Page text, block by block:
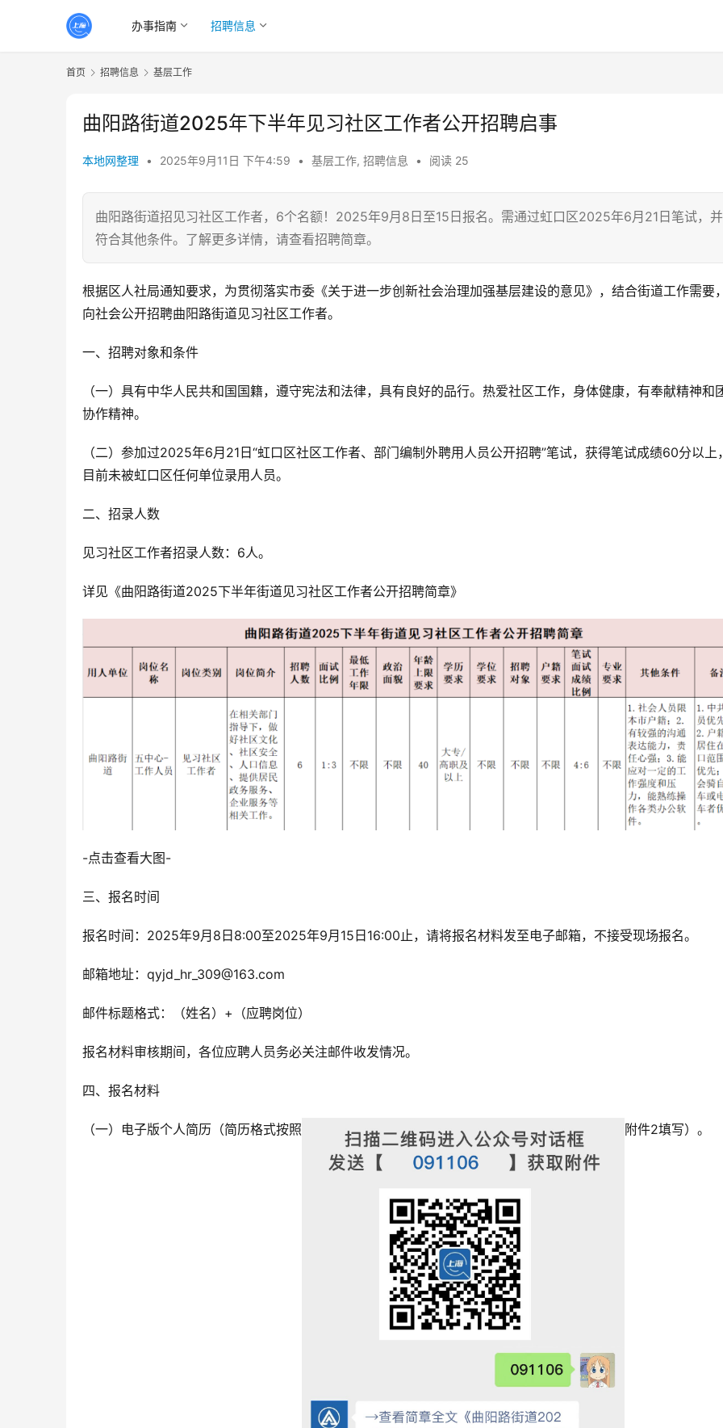
办事指南 招聘信息
首页 招聘信息 基层工作
曲阳路街道2025年下半年见习社区工作者公开招聘启事
本地网整理 • 2025年9月11日 下午4:59 • 基层工作, 招聘信息 • 阅读 25
曲阳路街道招见习社区工作者，6个名额！2025年9月8日至15日报名。需通过虹口区2025年6月21日笔试，并
符合其他条件。了解更多详情，请查看招聘简章。
根据区人社局通知要求，为贯彻落实市委《关于进一步创新社会治理加强基层建设的意见》，结合街道工作需要
向社会公开招聘曲阳路街道见习社区工作者。
一、招聘对象和条件
（一）具有中华人民共和国国籍，遵守宪法和法律，具有良好的品行。热爱社区工作，身体健康，有奉献精神和
协作精神。
（二）参加过2025年6月21日“虹口区社区工作者、部门编制外聘用人员公开招聘”笔试，获得笔试成绩60分以上
目前未被虹口区任何单位录用人员。
二、招录人数
见习社区工作者招录人数：6人。
详见《曲阳路街道2025下半年街道见习社区工作者公开招聘简章》
-点击查看大图-
三、报名时间
报名时间：2025年9月8日8:00至2025年9月15日16:00止，请将报名材料发至电子邮箱，不接受现场报名。
邮箱地址：qyjd_hr_309@163.com
邮件标题格式：（姓名）+（应聘岗位）
报名材料审核期间，各位应聘人员务必关注邮件收发情况。
四、报名材料
（一）电子版个人简历（简历格式按照 附件2填写）。